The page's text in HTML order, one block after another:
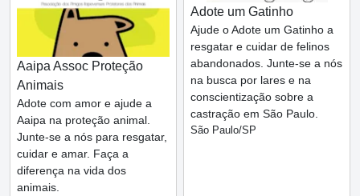
Aaipa Assoc Proteção
Animais
Adote com amor e ajude a
Aaipa na proteção animal.
Junte-se a nós para resgatar,
cuidar e amar. Faça a
diferença na vida dos
animais.
Adote um Gatinho
Ajude o Adote um Gatinho a
resgatar e cuidar de felinos
abandonados. Junte-se a nós
na busca por lares e na
conscientização sobre a
castração em São Paulo.
São Paulo/SP